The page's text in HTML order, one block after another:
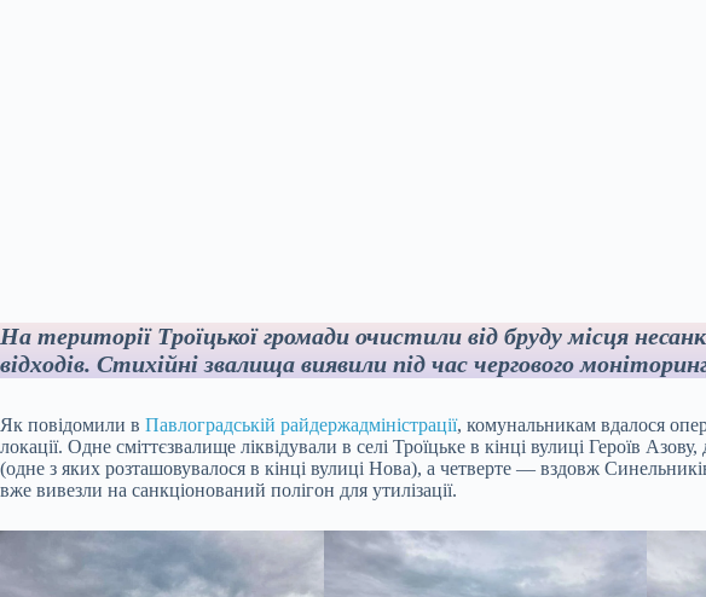
На території Троїцької громади очистили від бруду місця
відходів. Стихійні звалища виявили під час чергового
Як повідомили в Павлоградській райдержадміністрації, комунальникам вдалося
локації. Одне сміттєзвалище ліквідували в селі Троїцьке в кінці вулиці Героїв
(одне з яких розташовувалося в кінці вулиці Нова), а четверте — вздовж
вже вивезли на санкціонований полігон для утилізації.